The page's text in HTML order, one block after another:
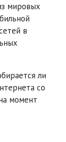
мировых
в
ли
со
момент